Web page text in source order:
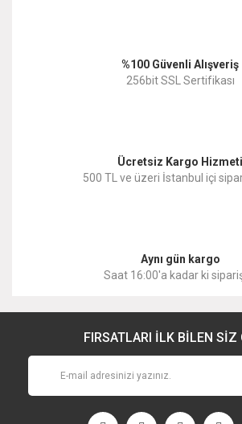
Ürün fiyatı diğer sitelerden daha pahalı.
%100 Güvenli Alışveriş
256bit SSL Sertifikası
Ücretsiz Kargo Hizmeti
500 TL ve üzeri İstanbul içi
Aynı gün kargo
Saat 16:00'a kadar ki
FIRSATLARI İLK BİLEN SİZ